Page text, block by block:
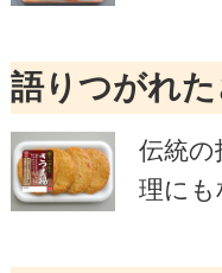
語りつがれ
伝統
理にも